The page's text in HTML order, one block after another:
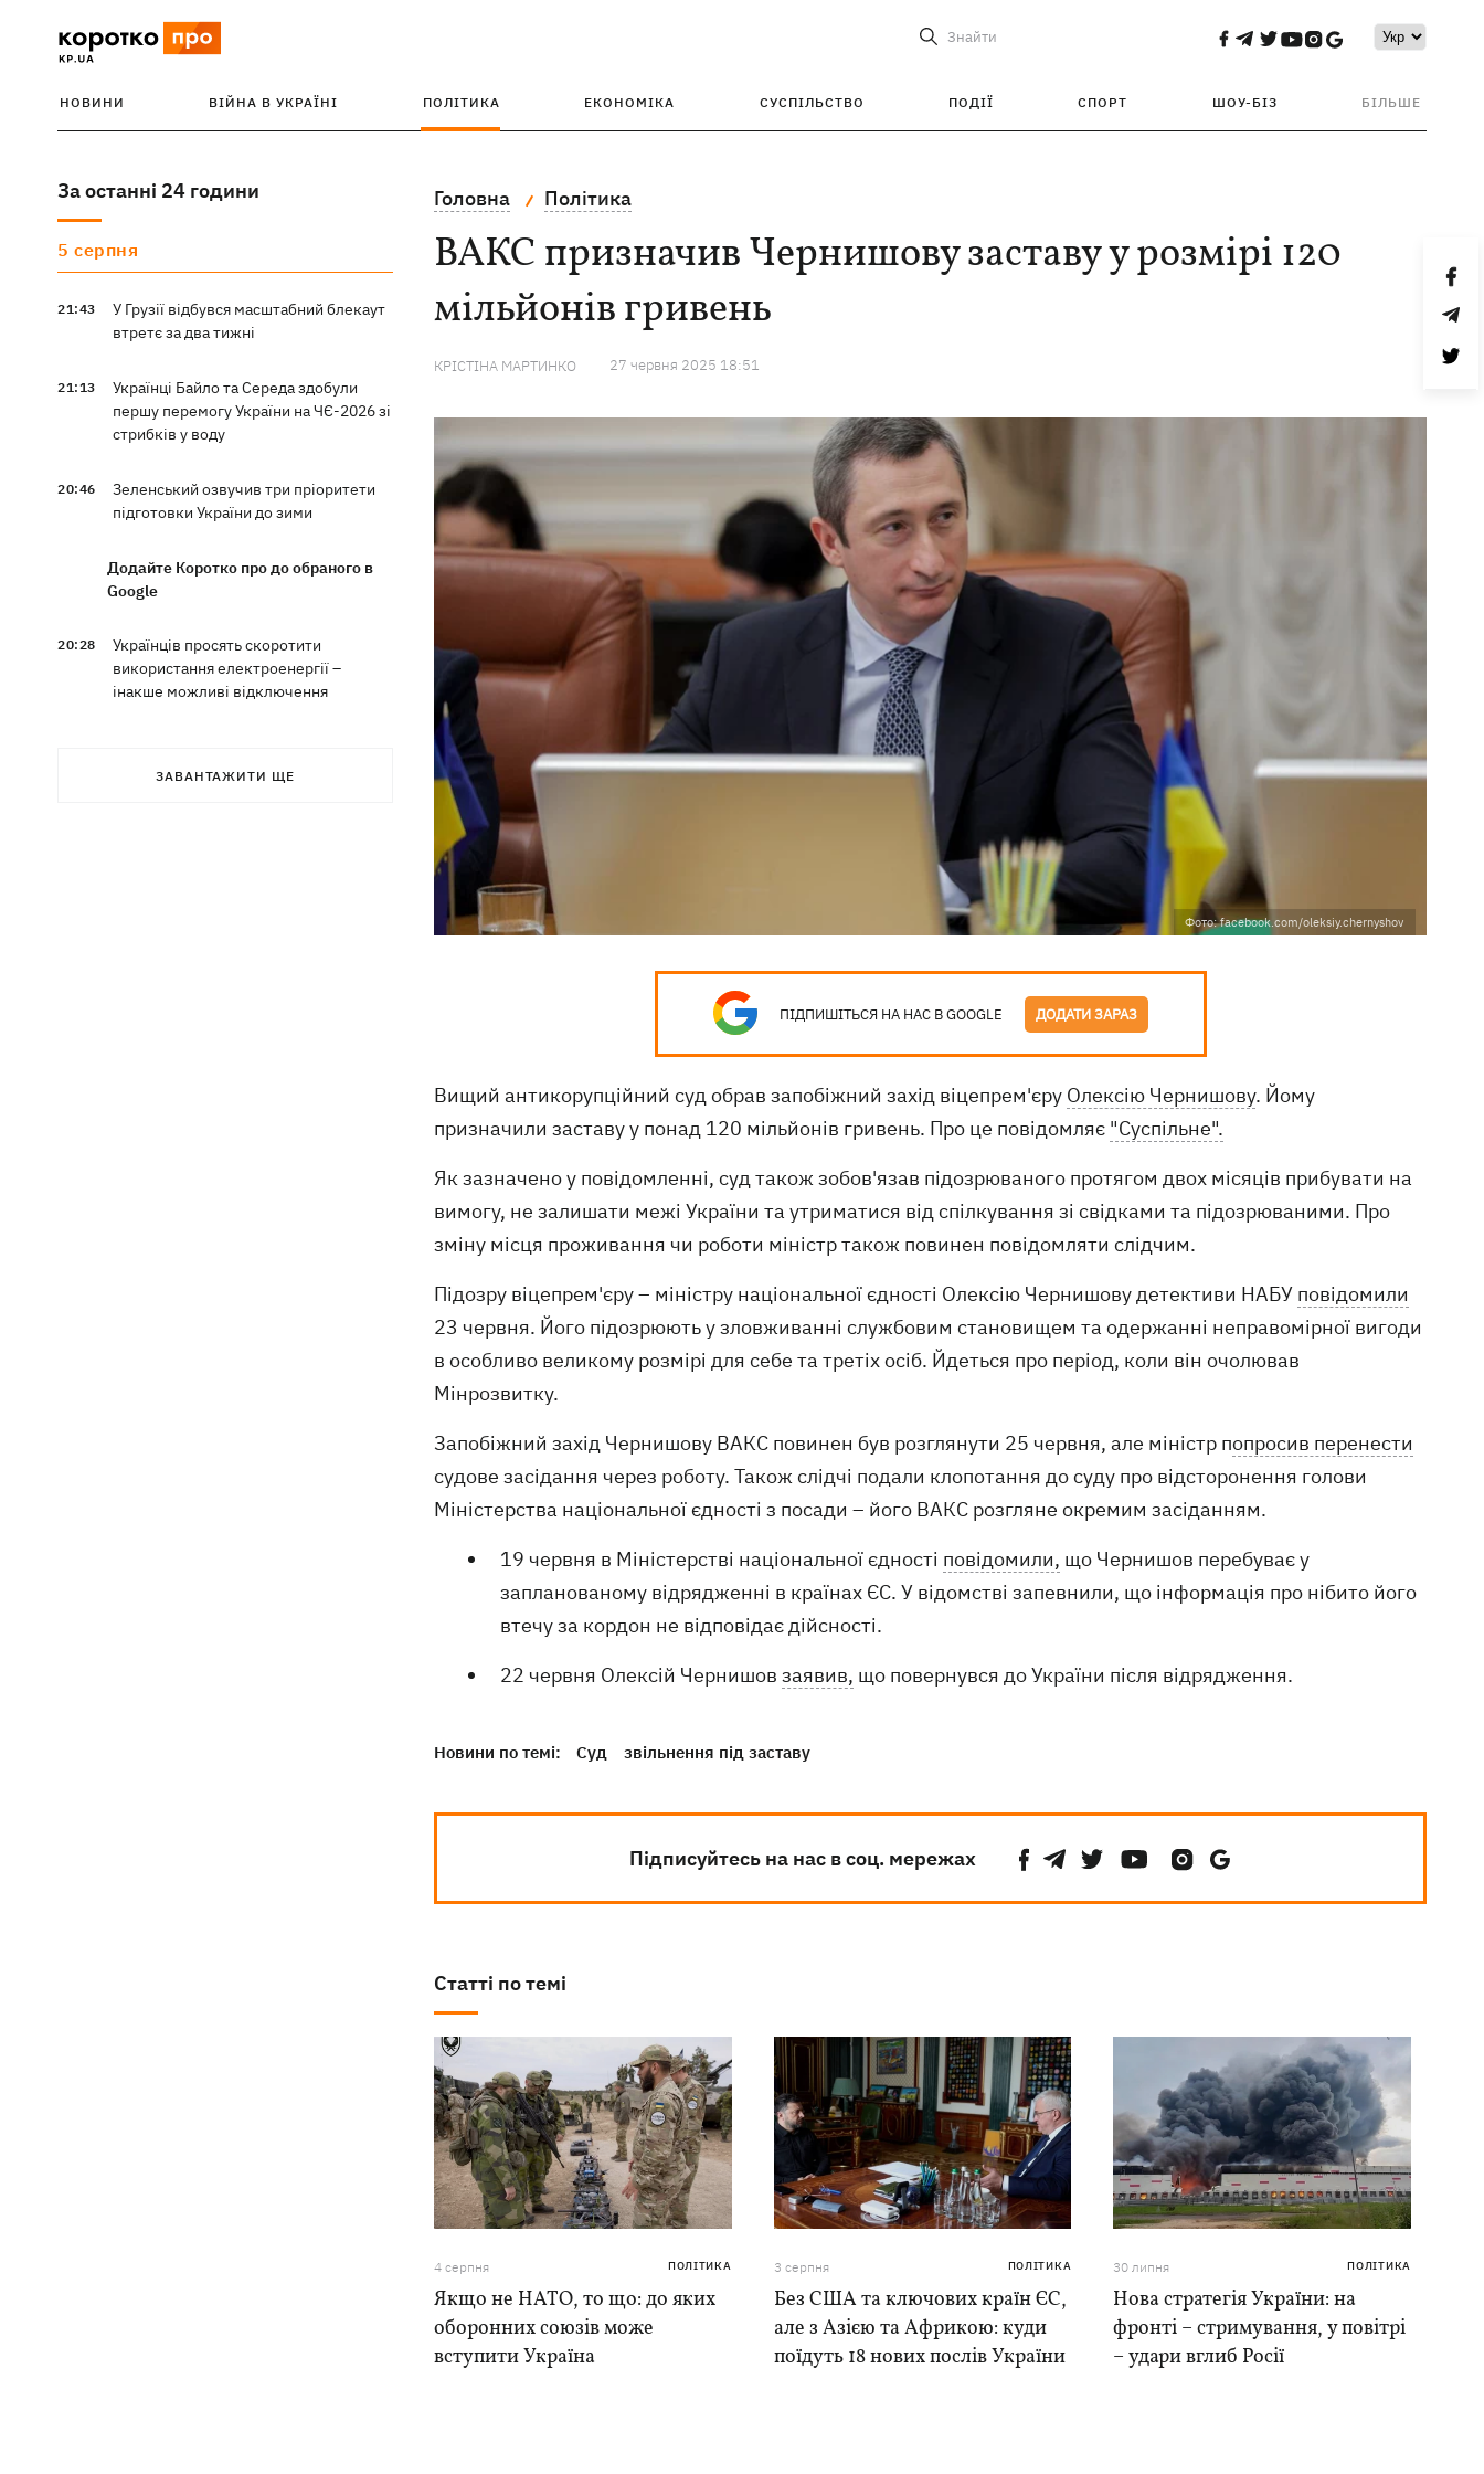
Знайти
НОВИНИ ВІЙНА В УКРАЇНІ ПОЛІТИКА ЕКОНОМІКА СУСПІЛЬСТВО ПОДІЇ СПОРТ ШОУ-БІЗ БІЛЬШЕ
За останні 24 години
5 серпня
21:43
У Грузії відбувся масштабний блекаут
втретє за два тижні
21:13
Українці Байло та Середа здобули
першу перемогу України на ЧЄ-2026 зі
стрибків у воду
20:46
Зеленський озвучив три пріоритети
підготовки України до зими
Додайте Коротко про до обраного в
Google
20:28
Українців просять скоротити
використання електроенергії –
інакше можливі відключення
блискавки просто на полі
ЗАВАНТАЖИТИ ЩЕ
Головна Політика
ВАКС призначив Чернишову заставу у розмірі 120
мільйонів гривень
КРІСТІНА МАРТИНКО 27 червня 2025 18:51
Фото: facebook.com/oleksiy.chernyshov
ПІДПИШІТЬСЯ НА НАС В GOOGLE ДОДАТИ ЗАРАЗ
Вищий антикорупційний суд обрав запобіжний захід віцепрем'єру Олексію Чернишову. Йому
призначили заставу у понад 120 мільйонів гривень. Про це повідомляє "Суспільне".
Як зазначено у повідомленні, суд також зобов'язав підозрюваного протягом двох місяців прибувати на
вимогу, не залишати межі України та утриматися від спілкування зі свідками та підозрюваними. Про
зміну місця проживання чи роботи міністр також повинен повідомляти слідчим.
Підозру віцепрем'єру – міністру національної єдності Олексію Чернишову детективи НАБУ повідомили
23 червня. Його підозрюють у зловживанні службовим становищем та одержанні неправомірної вигоди
в особливо великому розмірі для себе та третіх осіб. Йдеться про період, коли він очолював
Мінрозвитку.
Запобіжний захід Чернишову ВАКС повинен був розглянути 25 червня, але міністр попросив перенести
судове засідання через роботу. Також слідчі подали клопотання до суду про відсторонення голови
Міністерства національної єдності з посади – його ВАКС розгляне окремим засіданням.
19 червня в Міністерстві національної єдності повідомили, що Чернишов перебуває у
запланованому відрядженні в країнах ЄС. У відомстві запевнили, що інформація про нібито його
втечу за кордон не відповідає дійсності.
22 червня Олексій Чернишов заявив, що повернувся до України після відрядження.
Новини по темі: Суд звільнення під заставу
Підписуйтесь на нас в соц. мережах
Статті по темі
4 серпня ПОЛІТИКА
Якщо не НАТО, то що: до яких
оборонних союзів може
вступити Україна
3 серпня ПОЛІТИКА
Без США та ключових країн ЄС,
але з Азією та Африкою: куди
поїдуть 18 нових послів України
30 липня ПОЛІТИКА
Нова стратегія України: на
фронті – стримування, у повітрі
– удари вглиб Росії